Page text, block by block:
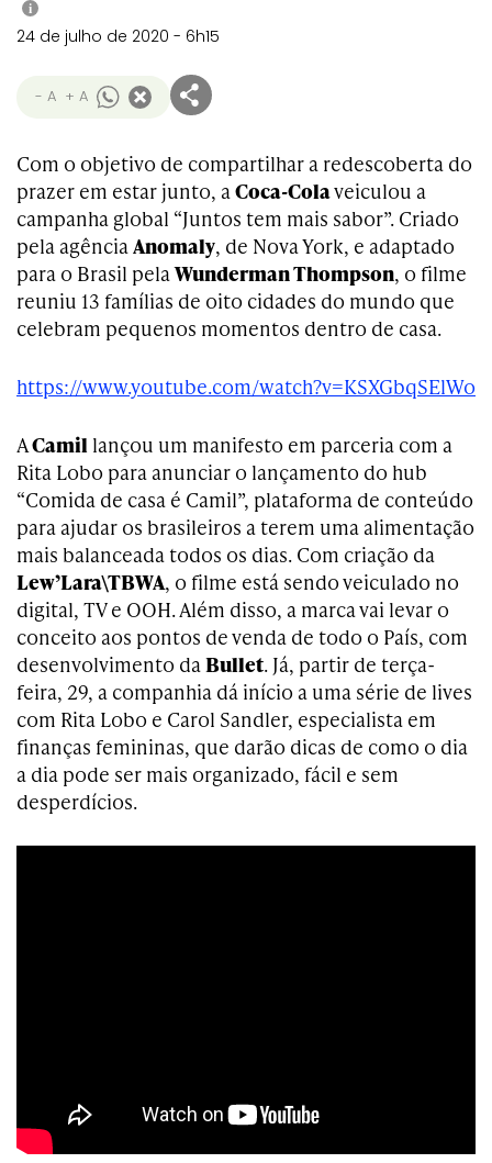
i
24 de julho de 2020 - 6h15
- A + A
Com o objetivo de compartilhar a redescoberta do
prazer em estar junto, aCoca-Colaveiculou a
campanha global “Juntos tem mais sabor”. Criado
pela agênciaAnomaly, de Nova York, e adaptado
para o Brasil pelaWunderman Thompson, o filme
reuniu 13 famílias de oito cidades do mundo que
celebram pequenos momentos dentro de casa.
https://www.youtube.com/watch?v=KSXGbqSElWo
ACamil lançou um manifesto em parceria com a
Rita Lobo para anunciar o lançamento do hub
“Comida de casa é Camil”, plataforma de conteúdo
para ajudar os brasileiros a terem uma alimentação
mais balanceada todos os dias. Com criação da
Lew’Lara\TBWA, o filme está sendo veiculado no
digital, TV e OOH. Além disso, a marca vai levar o
conceito aos pontos de venda de todo o País, com
desenvolvimento daBullet. Já, partir de terça-
feira, 29, a companhia dá início a uma série de lives
com Rita Lobo e Carol Sandler, especialista em
finanças femininas, que darão dicas de como o dia
a dia pode ser mais organizado, fácil e sem
desperdícios.